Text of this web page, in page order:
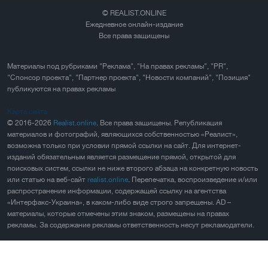
© REALIST.ONLINE
Ежедневное онлайн-издание
Все права защищены
Материалы под рубриками "Реклама", "На правах рекламы", "PR",
"Спонсор проекта", "Партнер проекта", "Новости компаний", "Позиция"
публикуются на правах рекламы
Карта сайта
© 2016-2026 Realist.online. Все права защищены. Републикация
материалов и фотографий, являющихся собственностью «Реалист»,
возможна только при условии прямой ссылки на сайт. Для интернет-
изданий обязательным является размещение прямой, открытой для
поисковых систем, ссылки не ниже второго абзаца на конкретную новость
или статью на веб-сайт realist.online. Перепечатка, воспроизведение и/или
распространение информации, содержащей ссылку на агентства
«Интерфакс-Украина», в каком-либо виде строго запрещены. AD –
материалы, которые отмечены этим знаком, размещены на правах
рекламы. За содержание рекламы ответственность несут рекламодатели.